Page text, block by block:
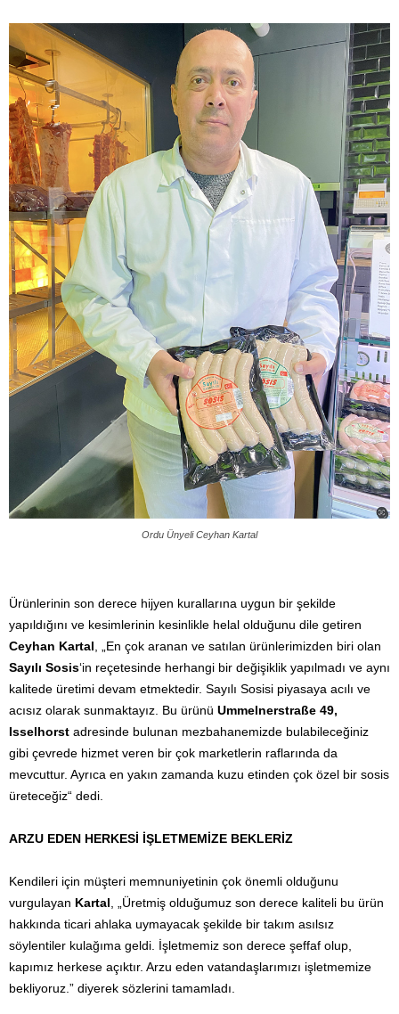
Ordu Ünyeli Ceyhan Kartal
Ürünlerinin son derece hijyen kurallarına uygun bir şekilde
yapıldığını ve kesimlerinin kesinlikle helal olduğunu dile getiren
Ceyhan Kartal, „En çok aranan ve satılan ürünlerimizden biri olan
Sayılı Sosis‘in reçetesinde herhangi bir değişiklik yapılmadı ve aynı
kalitede üretimi devam etmektedir. Sayılı Sosisi piyasaya acılı ve
acısız olarak sunmaktayız. Bu ürünü Ummelnerstraße 49,
Isselhorst adresinde bulunan mezbahanemizde bulabileceğiniz
gibi çevrede hizmet veren bir çok marketlerin raflarında da
mevcuttur. Ayrıca en yakın zamanda kuzu etinden çok özel bir sosis
üreteceğiz“ dedi.
ARZU EDEN HERKESİ İŞLETMEMİZE BEKLERİZ
Kendileri için müşteri memnuniyetinin çok önemli olduğunu
vurgulayan Kartal, „Üretmiş olduğumuz son derece kaliteli bu ürün
hakkında ticari ahlaka uymayacak şekilde bir takım asılsız
söylentiler kulağıma geldi. İşletmemiz son derece şeffaf olup,
kapımız herkese açıktır. Arzu eden vatandaşlarımızı işletmemize
bekliyoruz.” diyerek sözlerini tamamladı.